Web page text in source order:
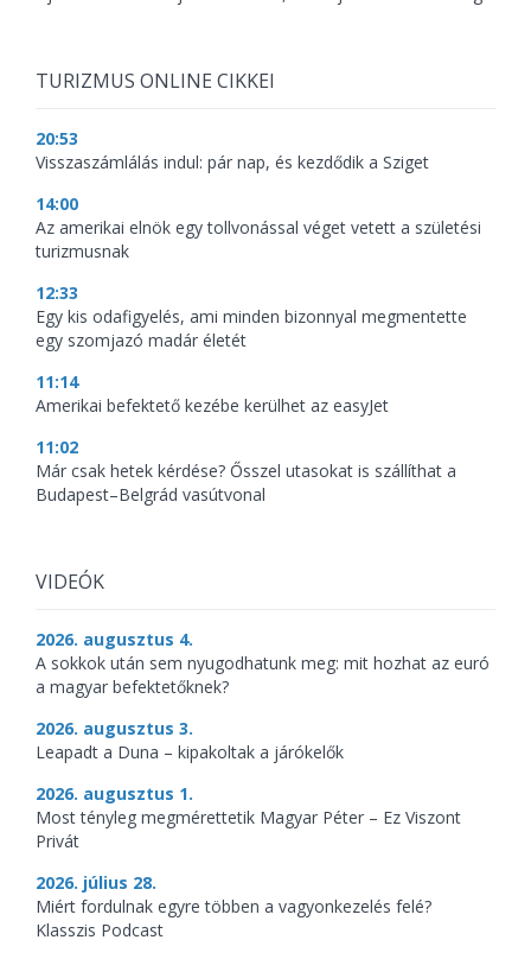
TURIZMUS ONLINE CIKKEI
20:53
Visszaszámlálás indul: pár nap, és kezdődik a Sziget
14:00
Az amerikai elnök egy tollvonással véget vetett a születési
turizmusnak
12:33
Egy kis odafigyelés, ami minden bizonnyal megmentette
egy szomjazó madár életét
11:14
Amerikai befektető kezébe kerülhet az easyJet
11:02
Már csak hetek kérdése? Ősszel utasokat is szállíthat a
Budapest–Belgrád vasútvonal
VIDEÓK
2026. augusztus 4.
A sokkok után sem nyugodhatunk meg: mit hozhat az euró
a magyar befektetőknek?
2026. augusztus 3.
Leapadt a Duna – kipakoltak a járókelők
2026. augusztus 1.
Most tényleg megmérettetik Magyar Péter – Ez Viszont
Privát
2026. július 28.
Miért fordulnak egyre többen a vagyonkezelés felé?
Klasszis Podcast